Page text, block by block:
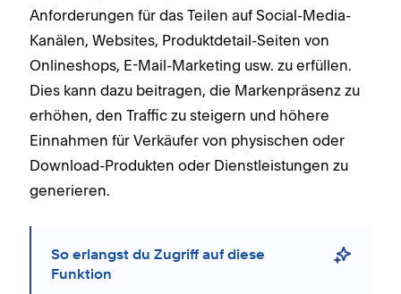
Anforderungen für das Teilen auf Social-Media-
Kanälen, Websites, Produktdetail-Seiten von
Onlineshops, E-Mail-Marketing usw. zu erfüllen.
Dies kann dazu beitragen, die Markenpräsenz zu
erhöhen, den Traffic zu steigern und höhere
Einnahmen für Verkäufer von physischen oder
Download-Produkten oder Dienstleistungen zu
generieren.
So erlangst du Zugriff auf diese
Funktion